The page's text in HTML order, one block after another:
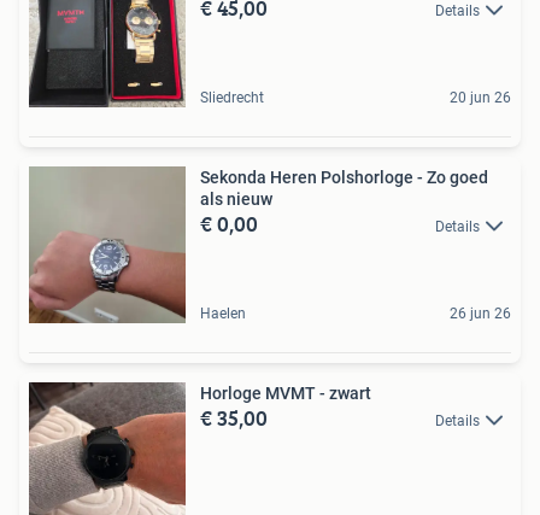
€ 45,00 Details
Sliedrecht 20 jun 26
Sekonda Heren Polshorloge - Zo goed
als nieuw
€ 0,00 Details
Haelen 26 jun 26
Horloge MVMT - zwart
€ 35,00 Details